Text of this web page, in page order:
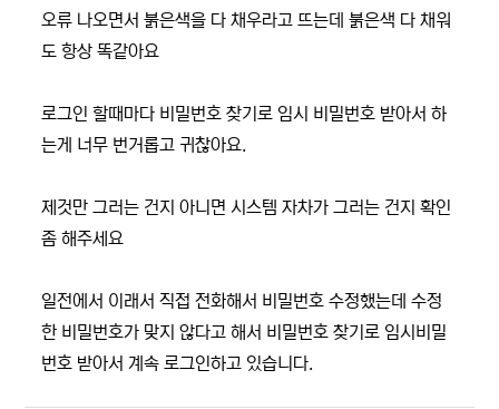
오류 나오면서 붉은색을 다 채우라고 뜨는데 붉은색 다 채워
도 항상 똑같아요
로그인 할때마다 비밀번호 찾기로 임시 비밀번호 받아서 하
는게 너무 번거롭고 귀찮아요.
제것만 그러는 건지 아니면 시스템 자차가 그러는 건지 확인
좀 해주세요
일전에서 이래서 직접 전화해서 비밀번호 수정했는데 수정
한 비밀번호가 맞지 않다고 해서 비밀번호 찾기로 임시비밀
번호 받아서 계속 로그인하고 있습니다.